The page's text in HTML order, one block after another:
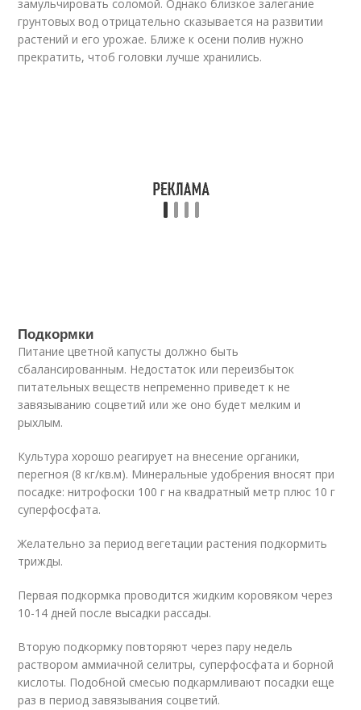
замульчировать соломой. Однако близкое залегание
грунтовых вод отрицательно сказывается на развитии
растений и его урожае. Ближе к осени полив нужно
прекратить, чтоб головки лучше хранились.
Подкормки
Питание цветной капусты должно быть
сбалансированным. Недостаток или переизбыток
питательных веществ непременно приведет к не
завязыванию соцветий или же оно будет мелким и
рыхлым.
Культура хорошо реагирует на внесение органики,
перегноя (8 кг/кв.м). Минеральные удобрения вносят при
посадке: нитрофоски 100 г на квадратный метр плюс 10 г
суперфосфата.
Желательно за период вегетации растения подкормить
трижды.
Первая подкормка проводится жидким коровяком через
10-14 дней после высадки рассады.
Вторую подкормку повторяют через пару недель
раствором аммиачной селитры, суперфосфата и борной
кислоты. Подобной смесью подкармливают посадки еще
раз в период завязывания соцветий.